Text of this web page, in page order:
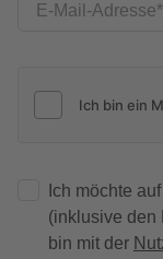
E-Mail-Adresse
Ich möchte
(inklusive den
bin mit der